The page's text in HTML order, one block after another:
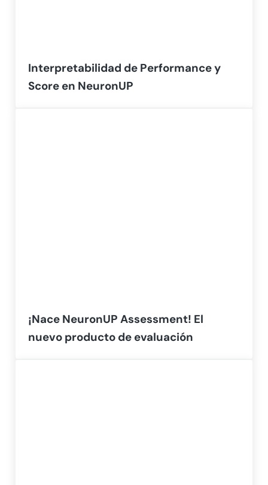
Interpretabilidad de Performance y
Score en NeuronUP
¡Nace NeuronUP Assessment! El
nuevo producto de evaluación